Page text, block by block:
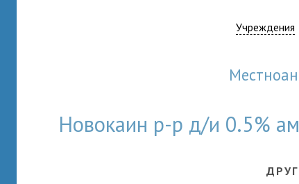
Учреждения
Новокаин р-р д/и 0.5%